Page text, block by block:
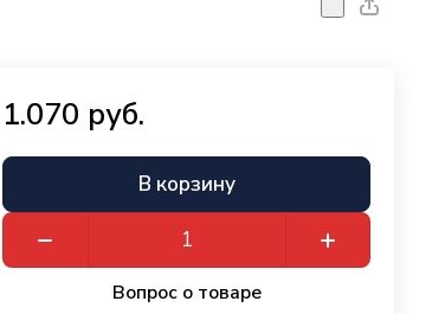
1.070 руб.
В корзину
Вопрос о товаре